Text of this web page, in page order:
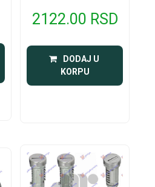
2122.00 RSD
DODAJ U
KORPU